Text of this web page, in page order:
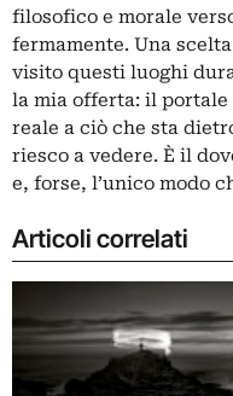
filosofico e morale
fermamente. Una
visito questi luoghi
la mia offerta: il portale
reale a ciò che sta
riesco a vedere. È il
e, forse, l’unico modo
Articoli correlati